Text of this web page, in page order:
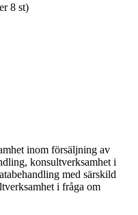
8 st)
inom försäljning av
konsultverksamhet i
med särskild
i fråga om